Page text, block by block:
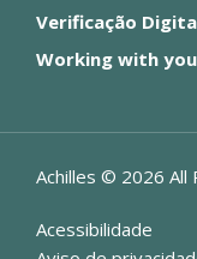
Verificação
Working with you
Achilles © 2026 All
Acessibilidade